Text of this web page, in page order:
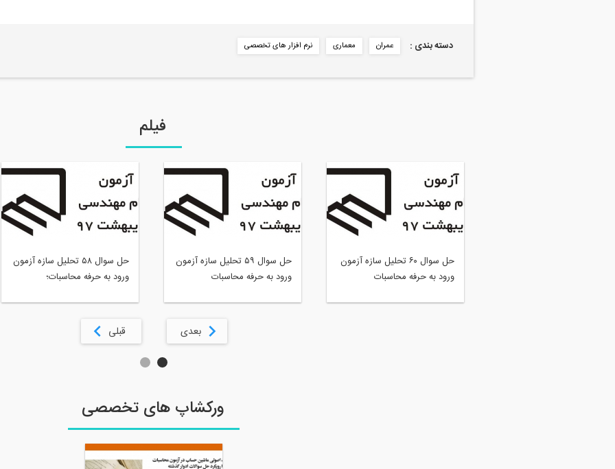
دسته بندی : عمران معماری نرم افزار های تخصصی
فیلم
حل سوال ۶۰ تحلیل سازه آزمون
ورود به حرفه محاسبات
حساب
حل سوال ۵۹ تحلیل سازه آزمون
ورود به حرفه محاسبات
حساب
حل سوال ۵۸ تحلیل سازه آزمون
ورود به حرفه محاسبات؛
حساب
بعدی قبلی
ورکشاپ های تخصصی